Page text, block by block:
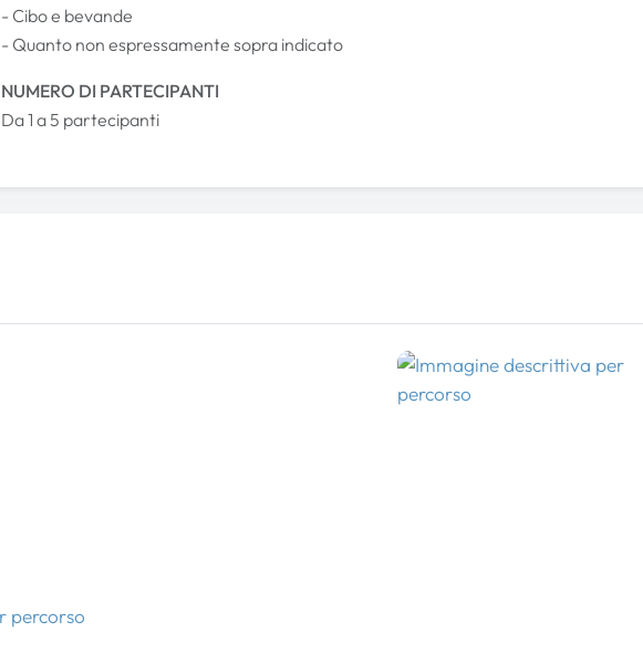
- Cibo e bevande
- Quanto non espressamente sopra indicato
NUMERO DI PARTECIPANTI
Da 1 a 5 partecipanti